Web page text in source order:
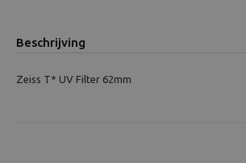
Beschrijving
Zeiss T* UV Filter 62mm